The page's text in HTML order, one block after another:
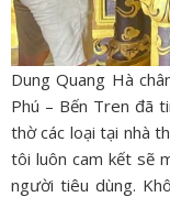
Dung Quang Hà
Phú – Bến Tren đã
thờ các loại tại nhà
tôi luôn cam kết sẽ
người tiêu dùng.